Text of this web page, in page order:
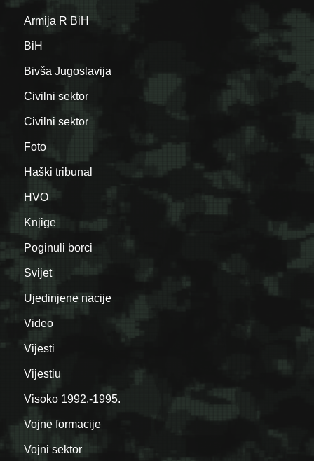
Armija R BiH
BiH
Bivša Jugoslavija
Civilni sektor
Civilni sektor
Foto
Haški tribunal
HVO
Knjige
Poginuli borci
Svijet
Ujedinjene nacije
Video
Vijesti
Vijestiu
Visoko 1992.-1995.
Vojne formacije
Vojni sektor